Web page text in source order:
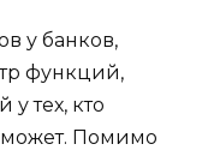
у банков,
функций,
тех, кто
может. Помимо